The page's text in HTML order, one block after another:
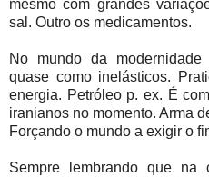
mesmo com grandes
sal. Outro os medicamentos.
No mundo da
quase como inelásticos.
energia. Petróleo p. ex. É
iranianos no momento. Arma
Forçando o mundo a exigir o
Sempre lembrando que na